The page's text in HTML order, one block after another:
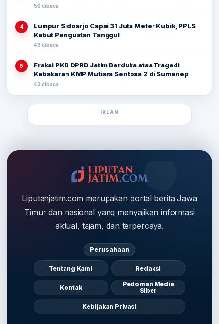
50 dibaca
4
Lumpur Sidoarjo Capai 31 Juta Meter Kubik, PPLS
Kebut Penguatan Tanggul
43 dibaca
5
Fraksi PKB DPRD Jatim Berduka atas Tragedi
Kebakaran KMP Mutiara Sentosa 2 di Sumenep
43 dibaca
IKLAN
Liputanjatim.com merupakan portal berita Jawa
Timur dan nasional yang menyajikan informasi
aktual, tajam, dan terpercaya.
Perusahaan
Tentang Kami Redaksi
Kontak
Pedoman Media
Siber
Kebijakan Privasi